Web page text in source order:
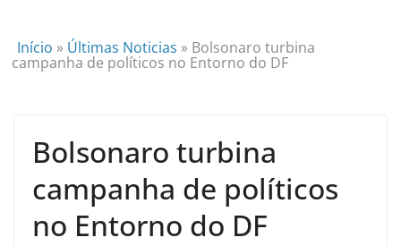
Início » Últimas Noticias » Bolsonaro turbina
campanha de políticos no Entorno do DF
Bolsonaro turbina
campanha de políticos
no Entorno do DF